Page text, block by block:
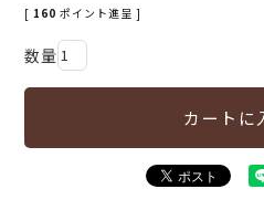
[ 160 ポイント進呈 ]
カートに